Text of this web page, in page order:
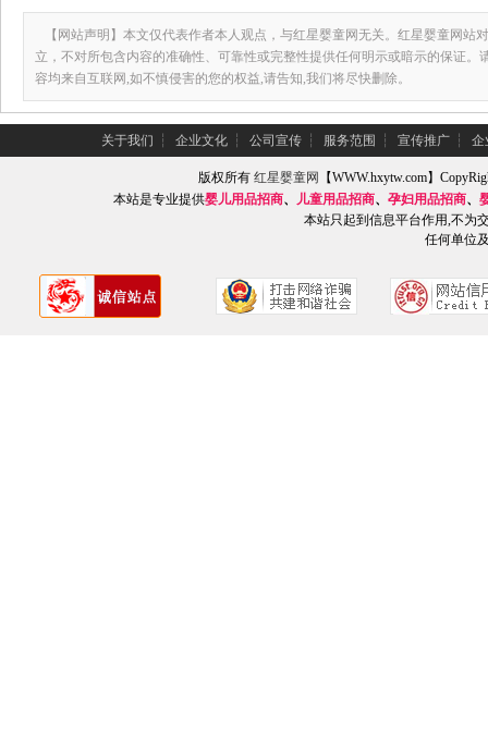
【网站声明】本文仅代表作者本人观点，与红星婴童网无关。红星婴童网站
立，不对所包含内容的准确性、可靠性或完整性提供任何明示或暗示的保证。
容均来自互联网,如不慎侵害的您的权益,请告知,我们将尽快删除。
关于我们 ┆ 企业文化 ┆ 公司宣传 ┆ 服务范围 ┆ 宣传推广 ┆ 企
版权所有红星婴童网
【WWW.hxytw.com】
本站是专业提供婴儿用品招商、 儿童用品招商、 孕妇用品招商、
本站只起到信息平台作用,不为
任何单位